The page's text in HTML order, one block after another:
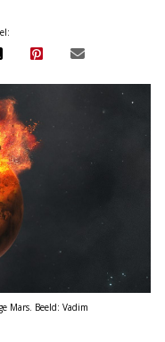
Mars. Beeld: Vadim